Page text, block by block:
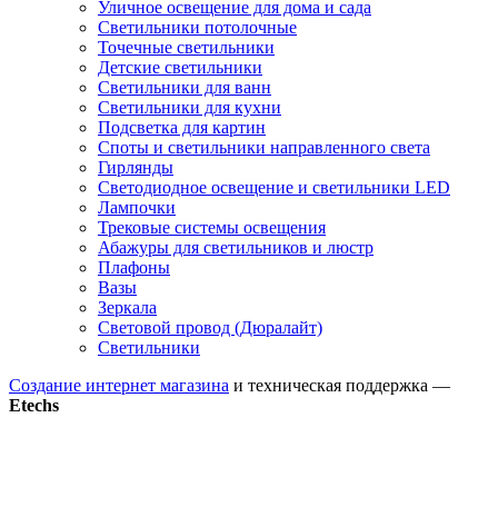
Уличное освещение для дома и сада
Светильники потолочные
Точечные светильники
Детские светильники
Светильники для ванн
Светильники для кухни
Подсветка для картин
Споты и светильники направленного света
Гирлянды
Светодиодное освещение и светильники LED
Лампочки
Трековые системы освещения
Абажуры для светильников и люстр
Плафоны
Вазы
Зеркала
Световой провод (Дюралайт)
Светильники
Создание интернет магазина и техническая поддержка —
Etechs